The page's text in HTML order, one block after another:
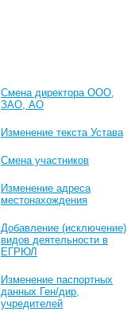
Смена директора ООО,
ЗАО, АО
Изменение текста Устава
Смена участников
Изменение адреса
местонахождения
Добавление (исключение)
видов деятельности в
ЕГРЮЛ
Изменение паспортных
данных Ген/дир,
учредителей